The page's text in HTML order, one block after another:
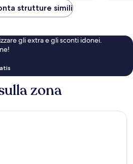
strutture simili
gli extra e gli sconti idonei.
zona